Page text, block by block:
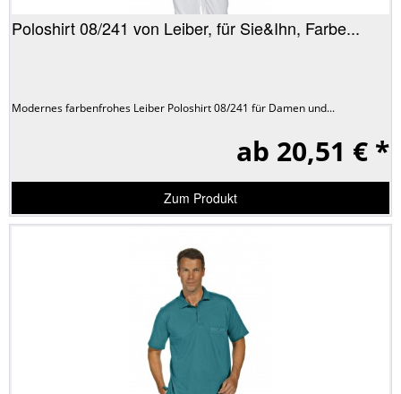
Poloshirt 08/241 von Leiber, für Sie&Ihn, Farbe...
Modernes farbenfrohes Leiber Poloshirt 08/241 für Damen und...
ab 20,51 € *
Zum Produkt